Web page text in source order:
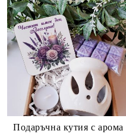
Подаръчна кутия с арома